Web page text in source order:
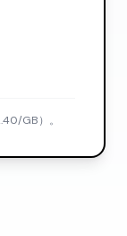
GB）。